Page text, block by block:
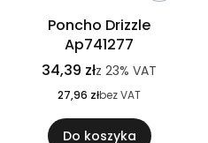
Poncho Drizzle
Ap741277
34,39 złz 23% VAT
27,96 złbez VAT
Do koszyka